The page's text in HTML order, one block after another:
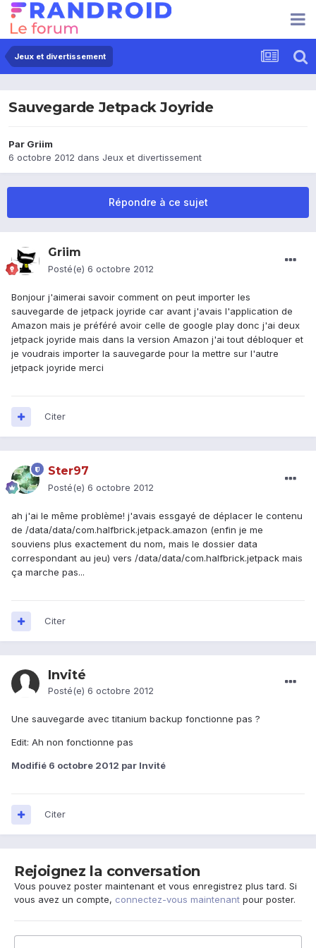
Jeux et divertissement
Sauvegarde Jetpack Joyride
Par Griim
6 octobre 2012 dans Jeux et divertissement
Répondre à ce sujet
Griim
Posté(e) 6 octobre 2012
Bonjour j'aimerai savoir comment on peut importer les
sauvegarde de jetpack joyride car avant j'avais l'application de
Amazon mais je préféré avoir celle de google play donc j'ai deux
jetpack joyride mais dans la version Amazon j'ai tout débloquer et
je voudrais importer la sauvegarde pour la mettre sur l'autre
jetpack joyride merci
Citer
Ster97
Posté(e) 6 octobre 2012
ah j'ai le même problème! j'avais essgayé de déplacer le contenu
de /data/data/com.halfbrick.jetpack.amazon (enfin je me
souviens plus exactement du nom, mais le dossier data
correspondant au jeu) vers /data/data/com.halfbrick.jetpack mais
ça marche pas...
Citer
Invité
Posté(e) 6 octobre 2012
Une sauvegarde avec titanium backup fonctionne pas ?
Edit: Ah non fonctionne pas
Modifié 6 octobre 2012 par Invité
Citer
Rejoignez la conversation
Vous pouvez poster maintenant et vous enregistrez plus tard. Si
vous avez un compte, connectez-vous maintenant pour poster.